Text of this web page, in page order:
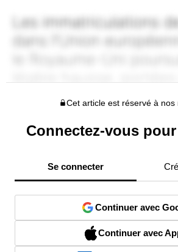
Cet article est réservé à nos
Connectez-vous
Se connecter
Continuer avec
Continuer avec